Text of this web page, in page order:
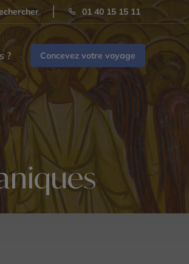
01 40 15 15 11
? Concevez votre voyage